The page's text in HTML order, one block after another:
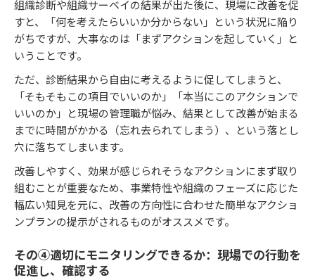
組織診断や組織サーベイの結果が出た後に、現場に改善を促
すと、「何を考えたらいいか分からない」という状況に陥り
がちですが、大事なのは「まずアクションを起していく」と
いうことです。
ただ、診断結果から自由に考えるように促してしまうと、
「そもそもこの項目でいいのか」「本当にこのアクションで
いいのか」と現場の管理職が悩み、結果として改善が始まる
までに時間がかかる（忘れ去られてしまう）、という落とし
穴に落ちてしまいます。
改善しやすく、効果が感じられそうなアクションにまず取り
組むことが重要なため、事業特性や組織のフェーズに応じた
幅広い知見を元に、改善の方向性に合わせた簡単なアクショ
ンプランの提示がされるものがオススメです。
その④適切にモニタリングできるか：現場での行動を
促進し、確認する